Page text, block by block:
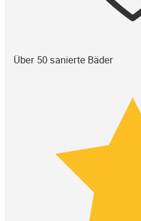
Über 50 sanierte Bäder